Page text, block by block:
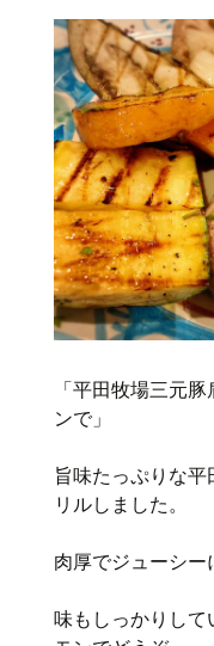
「平田牧場三元
ンで」
旨味たっぷりな
リルしました。
肉厚でジューシー
味もしっかりして